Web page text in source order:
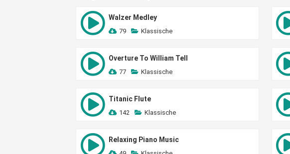
Walzer Medley
79 Klassische
Overture To William Tell
77 Klassische
Titanic Flute
142 Klassische
Relaxing Piano Music